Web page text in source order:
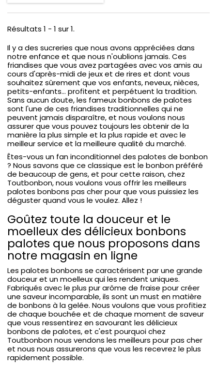
Résultats 1 - 1 sur 1.
Il y a des sucreries que nous avons appréciées dans
notre enfance et que nous n'oublions jamais. Ces
friandises que vous avez partagées avec vos amis au
cours d'après-midi de jeux et de rires et dont vous
souhaitez sûrement que vos enfants, neveux, nièces,
petits-enfants... profitent et perpétuent la tradition.
Sans aucun doute, les fameux bonbons de palotes
sont l'une de ces friandises traditionnelles qui ne
peuvent jamais disparaître, et nous voulons nous
assurer que vous pouvez toujours les obtenir de la
manière la plus simple et la plus rapide et avec le
meilleur service et la meilleure qualité du marché.
Êtes-vous un fan inconditionnel des palotes de bonbon
? Nous savons que ce classique est le bonbon préféré
de beaucoup de gens, et pour cette raison, chez
Toutbonbon, nous voulons vous offrir les meilleurs
palotes bonbons pas cher pour que vous puissiez les
déguster quand vous le voulez. Allez !
Goûtez toute la douceur et le
moelleux des délicieux bonbons
palotes que nous proposons dans
notre magasin en ligne
Les palotes bonbons se caractérisent par une grande
douceur et un moelleux qui les rendent uniques.
Fabriqués avec le plus pur arôme de fraise pour créer
une saveur incomparable, ils sont un must en matière
de bonbons à la gelée. Nous voulons que vous profitiez
de chaque bouchée et de chaque moment de saveur
que vous ressentirez en savourant les délicieux
bonbons de palotes, et c'est pourquoi chez
Toutbonbon nous vendons les meilleurs pour pas cher
et nous nous assurerons que vous les recevrez le plus
rapidement possible.